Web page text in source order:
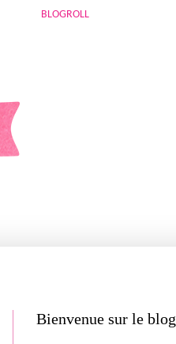
BLOGROLL
Bienvenue sur le blog